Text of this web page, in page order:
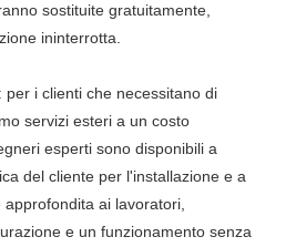
sostituite gratuitamente,
ininterrotta.
per i clienti che necessitano di
servizi esteri a un costo
esperti sono disponibili a
del cliente per l'installazione e a
ai lavoratori,
e un funzionamento senza